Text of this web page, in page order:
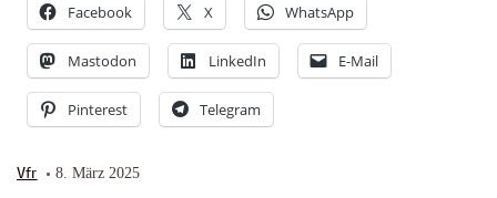
Facebook X WhatsApp
Mastodon LinkedIn E-Mail
Pinterest Telegram
Vfr 8. März 2025